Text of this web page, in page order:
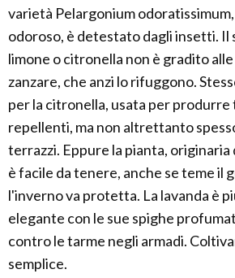
varietà Pelargonium
odoroso, è detestato dagli insetti. Il
limone o citronella non è gradito
zanzare, che anzi lo rifuggono.
per la citronella, usata per
repellenti, ma non altrettanto
terrazzi. Eppure la pianta, originaria
è facile da tenere, anche se teme il
l'inverno va protetta. La lavanda è
elegante con le sue spighe
contro le tarme negli armadi.
semplice.